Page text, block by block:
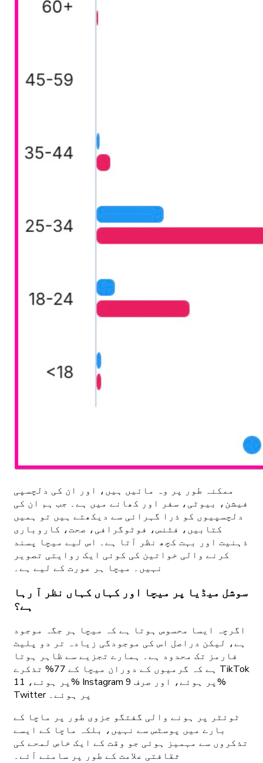
ممکنہ طور پر وہ مائیں ہیں، اور ان کی دلچسپی
فیشن، بیوٹی، سفر اور کھانے میں ہے۔ جب ہم ان کی
دلچسپیوں کو ذرا گہرائی سے دیکھتے ہیں تو ہمیں
کتابیں، فٹنس، فوٹوگرافی، صحت، کاروباری
ذہنیت اور بہت کچھ نظر آتا ہے۔ اس لیے میچا پسند
کرنے والی خواتین کی کوئی ایک روایتی تصویر
نہیں۔ میچا ہر عورت کے لیے ہے۔
سوشل میڈیا پر میچا اور کہاں کہاں نظر آ رہا
ہے؟
اگرچہ ایسا محسوس ہوتا ہے کہ میچا ہر جگہ موجود
ہے، لیکن دراصل اس کی موجودگی زیادہ تر دو پلیٹ
فارمز تک محدود ہے۔ ہمارے تجزیے سے ظاہر ہوتا
ہے کہ گرمیوں کے دوران میچا کے 77% تذکرے TikTok
پر ہوئے، 11% Instagram پر ہوئے، اور صرف 9%
Twitter پر ہوئے۔
ٹوئٹر پر ہونے والی گفتگو جزوی طور پر ماچا کے
بارے میں پوسٹس سے نہیں، بلکہ ماچا کے ایسے
تذکروں سے مہمیز ہوئی جو وقت کے ایک خاص لمحے کی
ثقافتی علامت کے طور پر سامنے آئے۔